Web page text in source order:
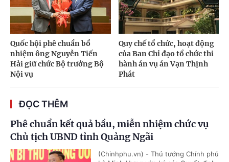
Quốc hội phê chuẩn bổ
nhiệm ông Nguyễn Tiến
Hải giữ chức Bộ trưởng Bộ
Nội vụ
Quy chế tổ chức, hoạt động
của Ban Chỉ đạo tổ chức thi
hành án vụ án Vạn Thịnh
Phát
ĐỌC THÊM
Phê chuẩn kết quả bầu, miễn nhiệm chức vụ
Chủ tịch UBND tỉnh Quảng Ngãi
(Chinhphu.vn) - Thủ tướng Chính phủ